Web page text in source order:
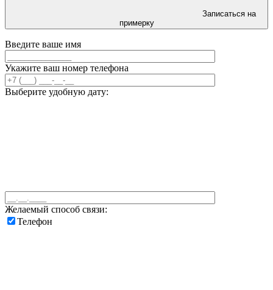
Записаться на
примерку
Введите ваше имя
Укажите ваш номер телефона
Выберите удобную дату:
Желаемый способ связи:
Телефон